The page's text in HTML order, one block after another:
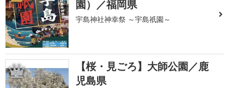
園）／福岡県
宇島神社神幸祭 ～宇島祇園～
2
【桜・見ごろ】大師公園／鹿
児島県